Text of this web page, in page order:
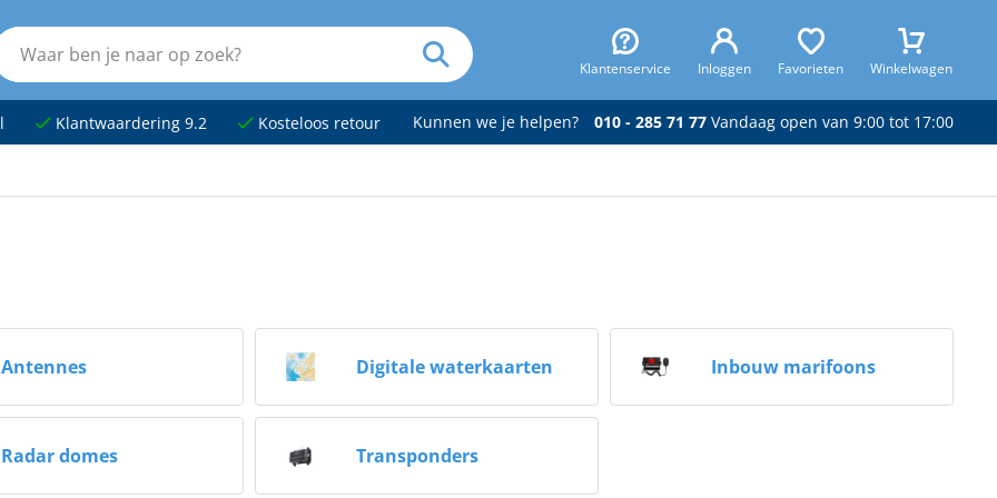
Klantenservice Inloggen Favorieten Winkelwagen
Klantwaardering 9.2 Kosteloos retour Kunnen we je helpen? 010 - 285 71 77Vandaag open van 9:00 tot 17:00
Antennes Digitale waterkaarten Inbouw marifoons
Radar domes Transponders